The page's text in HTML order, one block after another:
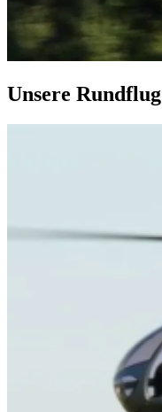
Unsere